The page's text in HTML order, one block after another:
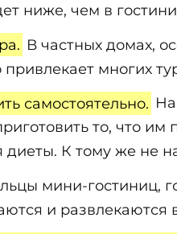
ниже, чем в
В частных домах,
многих
самостоятельно.
то, что им
К тому же не
мини-гостиниц,
и развлекаются